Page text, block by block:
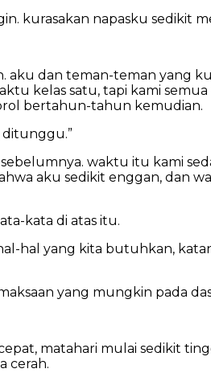
kurasakan napasku sedikit
aku dan teman-teman
kelas satu, tapi kami
bertahun-tahun kemudian.
ditunggu.”
waktu itu kami
aku sedikit enggan, dan
kata di atas itu.
hal yang kita butuhkan,
yang mungkin pada
matahari mulai sedikit
cerah.